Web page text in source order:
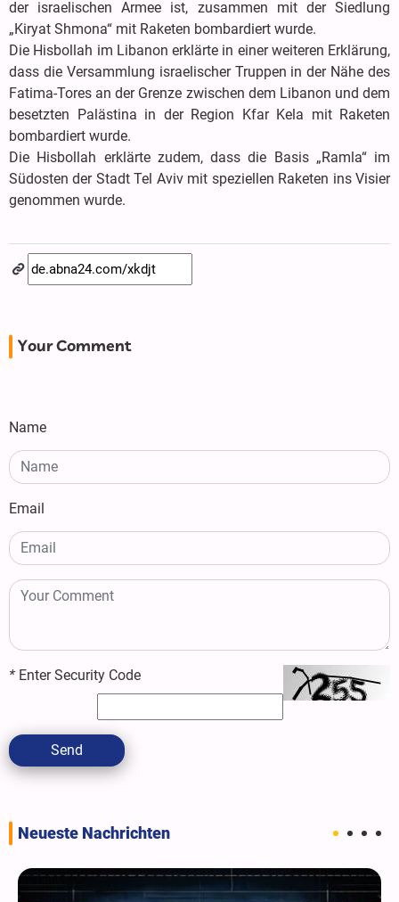
der israelischen Armee ist, zusammen mit der Siedlung
„Kiryat Shmona“ mit Raketen bombardiert wurde.
Die Hisbollah im Libanon erklärte in einer weiteren Erklärung,
dass die Versammlung israelischer Truppen in der Nähe des
Fatima-Tores an der Grenze zwischen dem Libanon und dem
besetzten Palästina in der Region Kfar Kela mit Raketen
bombardiert wurde.
Die Hisbollah erklärte zudem, dass die Basis „Ramla“ im
Südosten der Stadt Tel Aviv mit speziellen Raketen ins Visier
genommen wurde.
Your Comment
Name
Email
* Enter Security Code
Send
Neueste Nachrichten